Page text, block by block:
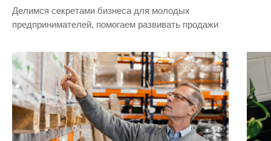
Делимся секретами бизнеса для молодых
предпринимателей, помогаем развивать продажи